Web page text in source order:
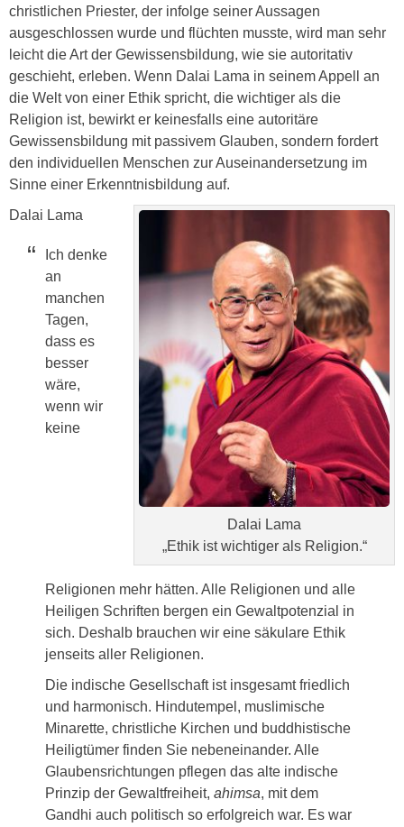
christlichen Priester, der infolge seiner Aussagen
ausgeschlossen wurde und flüchten musste, wird man sehr
leicht die Art der Gewissensbildung, wie sie autoritativ
geschieht, erleben. Wenn Dalai Lama in seinem Appell an
die Welt von einer Ethik spricht, die wichtiger als die
Religion ist, bewirkt er keinesfalls eine autoritäre
Gewissensbildung mit passivem Glauben, sondern fordert
den individuellen Menschen zur Auseinandersetzung im
Sinne einer Erkenntnisbildung auf.
Dalai Lama
„Ethik ist wichtiger als Religion.“
Dalai Lama
Ich denke
an
manchen
Tagen,
dass es
besser
wäre,
wenn wir
keine
Religionen mehr hätten. Alle Religionen und alle
Heiligen Schriften bergen ein Gewaltpotenzial in
sich. Deshalb brauchen wir eine säkulare Ethik
jenseits aller Religionen.
Die indische Gesellschaft ist insgesamt friedlich
und harmonisch. Hindutempel, muslimische
Minarette, christliche Kirchen und buddhistische
Heiligtümer finden Sie nebeneinander. Alle
Glaubensrichtungen pflegen das alte indische
Prinzip der Gewaltfreiheit, ahimsa, mit dem
Gandhi auch politisch so erfolgreich war. Es war